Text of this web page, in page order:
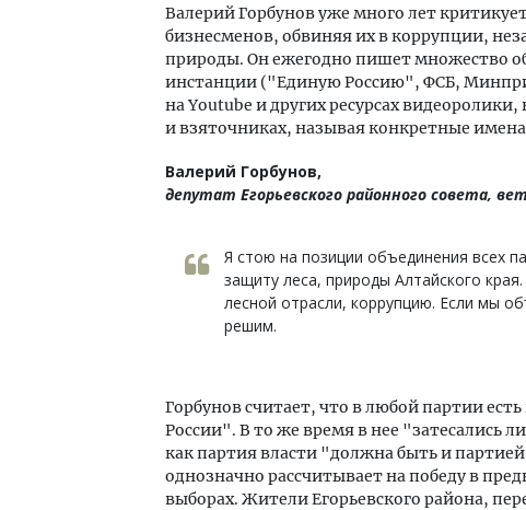
Валерий Горбунов уже много лет
бизнесменов, обвиняя их в коррупции,
природы. Он ежегодно пишет множество
инстанции ("Единую Россию", ФСБ,
на Youtube и других ресурсах
и взяточниках, называя конкретные
Валерий Горбунов,
депутат Егорьевского районного совета,
Я стою на позиции объединения всех
защиту леса, природы Алтайского
лесной отрасли, коррупцию. Если мы
решим.
Горбунов считает, что в любой партии
России". В то же время в нее "затесались
как партия власти "должна быть и
однозначно рассчитывает на победу в
выборах. Жители Егорьевского района,